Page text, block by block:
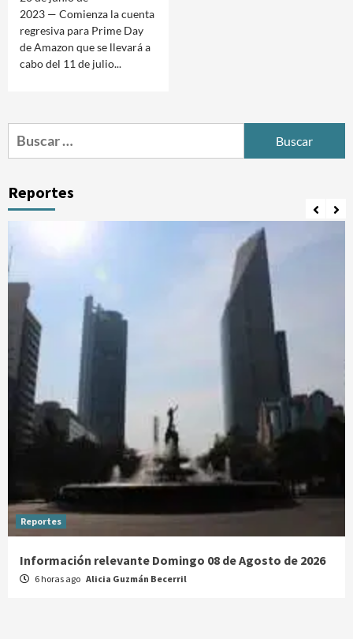
2023 — Comienza la cuenta
regresiva para Prime Day
de Amazon que se llevará a
cabo del 11 de julio...
Buscar:
Reportes
Reportes
Información relevante Domingo 08 de Agosto de 2026
6 horas ago Alicia Guzmán Becerril